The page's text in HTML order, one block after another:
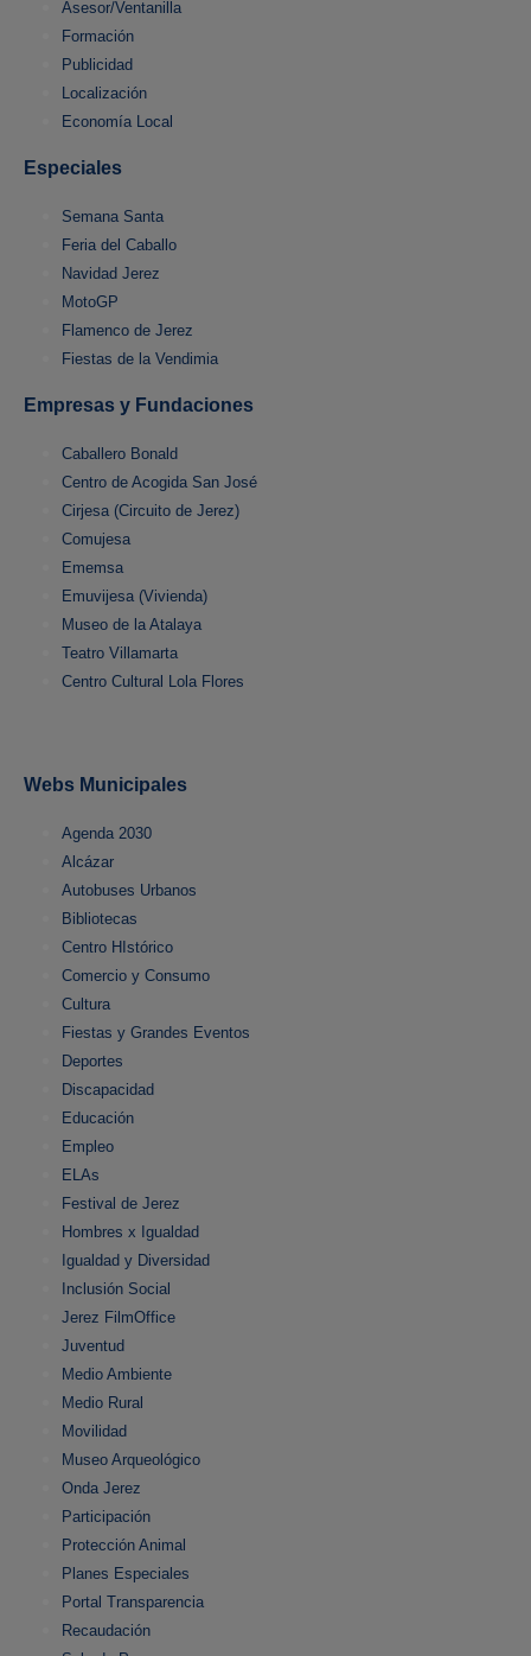
Asesor/Ventanilla
Formación
Publicidad
Localización
Economía Local
Especiales
Semana Santa
Feria del Caballo
Navidad Jerez
MotoGP
Flamenco de Jerez
Fiestas de la Vendimia
Empresas y Fundaciones
Caballero Bonald
Centro de Acogida San José
Cirjesa (Circuito de Jerez)
Comujesa
Ememsa
Emuvijesa (Vivienda)
Museo de la Atalaya
Teatro Villamarta
Centro Cultural Lola Flores
Webs Municipales
Agenda 2030
Alcázar
Autobuses Urbanos
Bibliotecas
Centro HIstórico
Comercio y Consumo
Cultura
Fiestas y Grandes Eventos
Deportes
Discapacidad
Educación
Empleo
ELAs
Festival de Jerez
Hombres x Igualdad
Igualdad y Diversidad
Inclusión Social
Jerez FilmOffice
Juventud
Medio Ambiente
Medio Rural
Movilidad
Museo Arqueológico
Onda Jerez
Participación
Protección Animal
Planes Especiales
Portal Transparencia
Recaudación